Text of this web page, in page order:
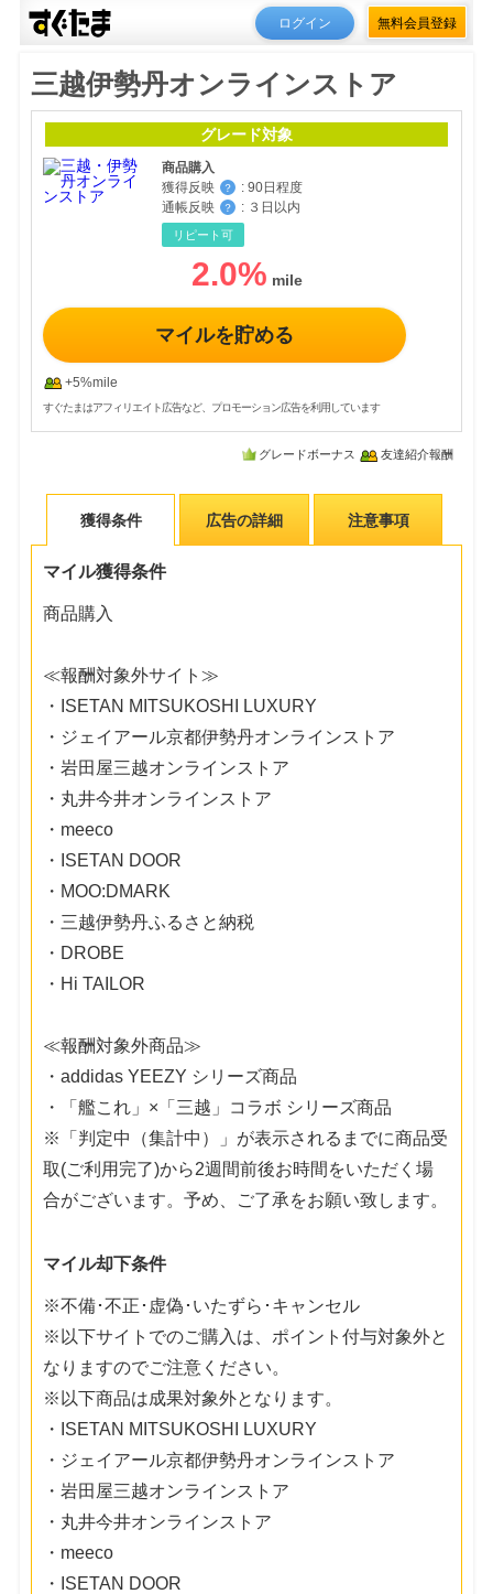
ログイン 無料会員登録
三越伊勢丹オンラインストア
グレード対象
商品購入
獲得反映
？ : 90日程度
通帳反映
？ : ３日以内
リピート可
2.0%
マイルを貯める
+5%mile
すぐたまはアフィリエイト広告など、プロモーション広告を利用しています
グレードボーナス 友達紹介報酬
獲得条件 広告の詳細 注意事項
マイル獲得条件
商品購入
≪報酬対象外サイト≫
・ISETAN MITSUKOSHI LUXURY
・ジェイアール京都伊勢丹オンラインストア
・岩田屋三越オンラインストア
・丸井今井オンラインストア
・meeco
・ISETAN DOOR
・MOO:DMARK
・三越伊勢丹ふるさと納税
・DROBE
・Hi TAILOR
≪報酬対象外商品≫
・addidas YEEZY シリーズ商品
・「艦これ」×「三越」コラボ シリーズ商品
※「判定中（集計中）」が表示されるまでに商品受
取(ご利用完了)から2週間前後お時間をいただく場
合がございます。予め、ご了承をお願い致します。
マイル却下条件
※不備･不正･虚偽･いたずら･キャンセル
※以下サイトでのご購入は、ポイント付与対象外と
なりますのでご注意ください。
※以下商品は成果対象外となります。
・ISETAN MITSUKOSHI LUXURY
・ジェイアール京都伊勢丹オンラインストア
・岩田屋三越オンラインストア
・丸井今井オンラインストア
・meeco
・ISETAN DOOR